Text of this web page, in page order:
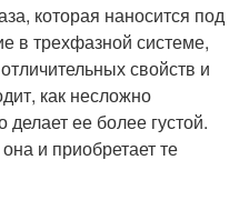
которая наносится под
в трехфазной системе,
свойств и
как несложно
делает ее более густой.
и приобретает те